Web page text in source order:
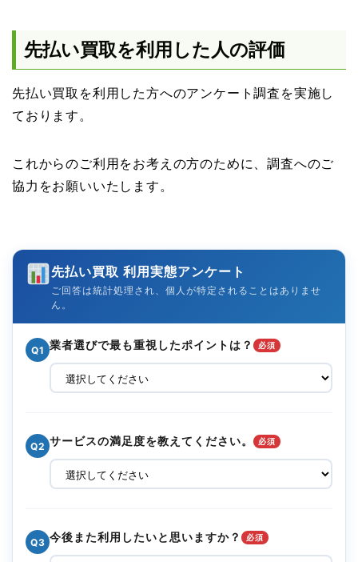
先払い買取を利用した人の評価
先払い買取を利用した方へのアンケート調査を実施し
ております。
これからのご利用をお考えの方のために、調査へのご
協力をお願いいたします。
先払い買取 利用実態アンケート
ご回答は統計処理され、個人が特定されることはありませ
ん。
Q1 業者選びで最も重視したポイントは？ 必須
Q2 サービスの満足度を教えてください。 必須
Q3 今後また利用したいと思いますか？ 必須